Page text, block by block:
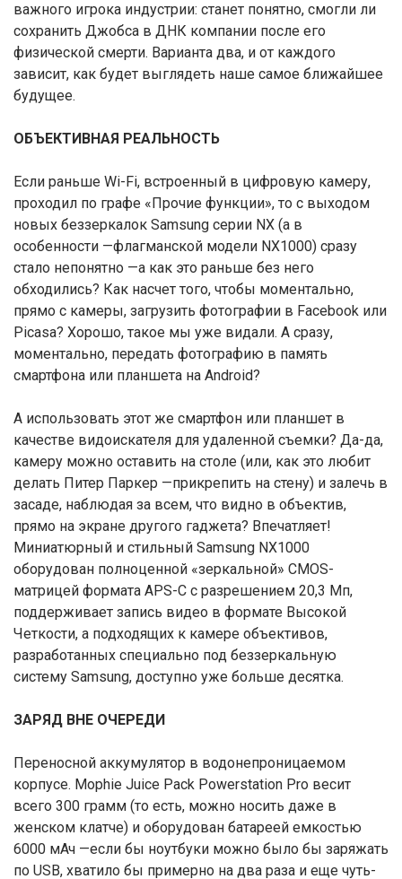
важного игрока индустрии: станет понятно, смогли ли
сохранить Джобса в ДНК компании после его
физической смерти. Варианта два, и от каждого
зависит, как будет выглядеть наше самое ближайшее
будущее.
ОБЪЕКТИВНАЯ РЕАЛЬНОСТЬ
Если раньше Wi-Fi, встроенный в цифровую камеру,
проходил по графе «Прочие функции», то с выходом
новых беззеркалок Samsung серии NX (а в
особенности —флагманской модели NX1000) сразу
стало непонятно —а как это раньше без него
обходились? Как насчет того, чтобы моментально,
прямо с камеры, загрузить фотографии в Facebook или
Picasa? Хорошо, такое мы уже видали. А сразу,
моментально, передать фотографию в память
смартфона или планшета на Android?
А использовать этот же смартфон или планшет в
качестве видоискателя для удаленной съемки? Да-да,
камеру можно оставить на столе (или, как это любит
делать Питер Паркер —прикрепить на стену) и залечь в
засаде, наблюдая за всем, что видно в объектив,
прямо на экране другого гаджета? Впечатляет!
Миниатюрный и стильный Samsung NX1000
оборудован полноценной «зеркальной» CMOS-
матрицей формата APS-C с разрешением 20,3 Мп,
поддерживает запись видео в формате Высокой
Четкости, а подходящих к камере объективов,
разработанных специально под беззеркальную
систему Samsung, доступно уже больше десятка.
ЗАРЯД ВНЕ ОЧЕРЕДИ
Переносной аккумулятор в водонепроницаемом
корпусе. Mophie Juice Pack Powerstation Pro весит
всего 300 грамм (то есть, можно носить даже в
женском клатче) и оборудован батареей емкостью
6000 мАч —если бы ноутбуки можно было бы заряжать
по USB, хватило бы примерно на два раза и еще чуть-